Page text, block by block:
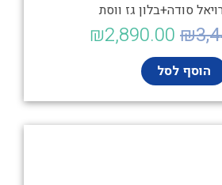
סודה+בלון גז ווסת
₪
₪2,890.00
הוסף לסל